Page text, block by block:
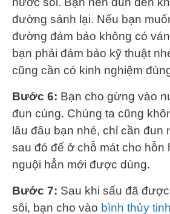
đường sánh lại. Nếu bạn
đường đảm bảo không có
bạn phải đảm bảo kỹ thuật
cũng cần có kinh nghiệm
Bước 6: Bạn cho gừng vào
đun cùng. Chúng ta cũng
lâu đâu bạn nhé, chỉ cần đun
sau đó để ở chỗ mát cho hỗn
nguội hẳn mới được dùng.
Bước 7: Sau khi sấu đã
sôi, bạn cho vào bình thủy tinh